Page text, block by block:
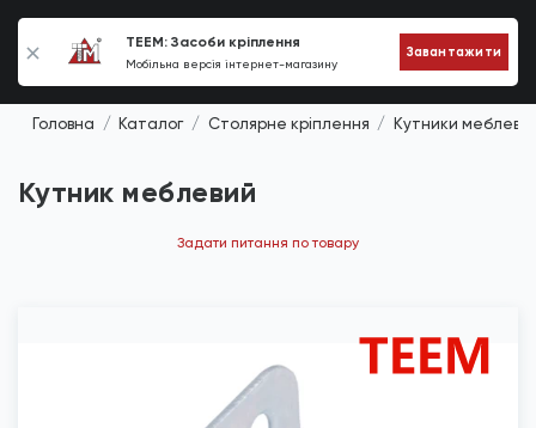
TEEM: Засоби кріплення
Мобільна версія інтернет-магазину
Завантажити
0
Головна Каталог Столярне кріплення Кутники меблеві
Кутник меблевий
Задати питання по товару